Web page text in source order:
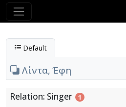
Default
Λίντα, Έφη
Relation: Singer 1